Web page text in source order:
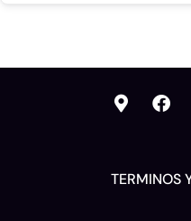
TERMINOS